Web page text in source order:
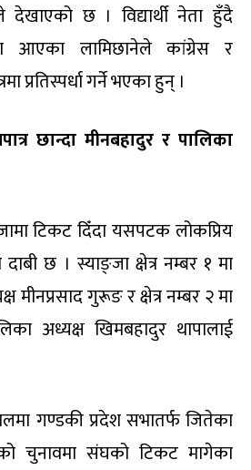
छ । विद्यार्थी नेता हुँदै
आएका लामिछानेले कांग्रेस र
प्रतिस्पर्धा गर्ने भएका हुन् ।
छान्दा मीनबहादुर र पालिका
टिकट दिँदा यसपटक लोकप्रिय
छ । स्याङ्जा क्षेत्र नम्बर १ मा
मीनप्रसाद गुरूङ र क्षेत्र नम्बर २ मा
अध्यक्ष खिमबहादुर थापालाई
गण्डकी प्रदेश सभातर्फ जितेका
चुनावमा संघको टिकट मागेका